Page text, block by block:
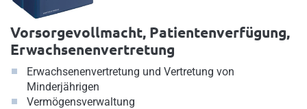
Vorsorgevollmacht, Patientenverfügung,
Erwachsenenvertretung
Erwachsenenvertretung und Vertretung von
Minderjährigen
Vermögensverwaltung